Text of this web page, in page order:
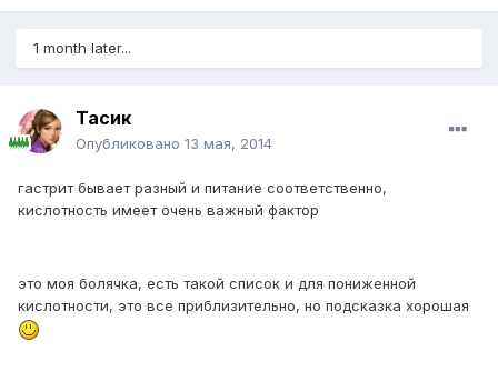
1 month later...
Тасик
Опубликовано 13 мая, 2014
гастрит бывает разный и питание соответственно,
кислотность имеет очень важный фактор
это моя болячка, есть такой список и для пониженной
кислотности, это все приблизительно, но подсказка хорошая